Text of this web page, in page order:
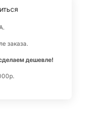
заказа.
дешевле!